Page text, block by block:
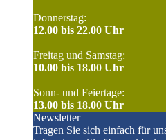
Donnerstag:
12.00 bis 22.00 Uhr
Freitag und Samstag:
10.00 bis 18.00 Uhr
Sonn- und Feiertage:
13.00 bis 18.00 Uhr
Newsletter
Tragen Sie sich einfach für